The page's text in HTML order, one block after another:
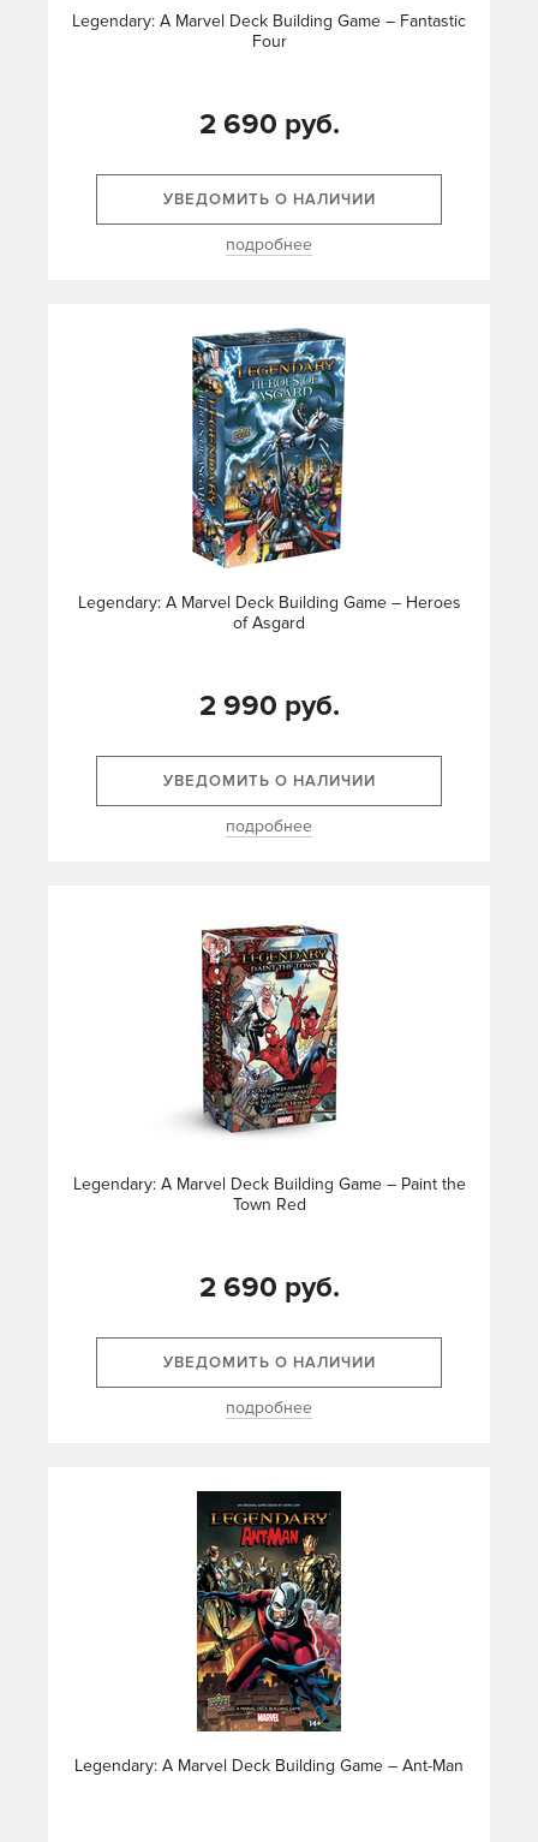
Legendary: A Marvel Deck Building Game – Fantastic
Four
2 690 руб.
УВЕДОМИТЬ О НАЛИЧИИ
подробнее
Legendary: A Marvel Deck Building Game – Heroes
of Asgard
2 990 руб.
УВЕДОМИТЬ О НАЛИЧИИ
подробнее
Legendary: A Marvel Deck Building Game – Paint the
Town Red
2 690 руб.
УВЕДОМИТЬ О НАЛИЧИИ
подробнее
Legendary: A Marvel Deck Building Game – Ant-Man